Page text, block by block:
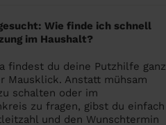
Wie finde ich schnell
im Haushalt?
findest du deine Putzhilfe ganz
Mausklick. Anstatt mühsam
schalten oder im
zu fragen, gibst du einfach
und den Wunschtermin